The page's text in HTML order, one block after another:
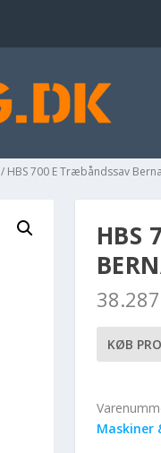
/ HBS 700 E Træbåndssav
HBS
KØB
Maskiner